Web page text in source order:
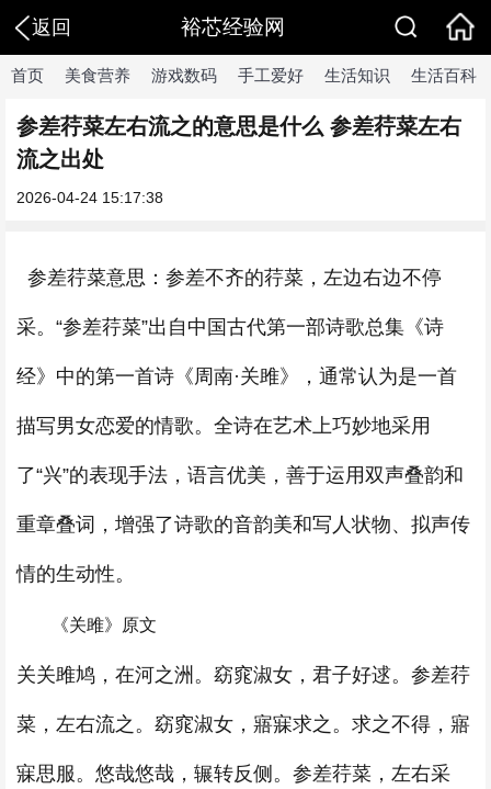
返回 裕芯经验网
首页 美食营养 游戏数码 手工爱好 生活知识 生活百科
参差荇菜左右流之的意思是什么 参差荇菜左右
流之出处
2026-04-24 15:17:38
参差荇菜意思：参差不齐的荇菜，左边右边不停
采。“参差荇菜”出自中国古代第一部诗歌总集《诗
经》中的第一首诗《周南·关雎》，通常认为是一首
描写男女恋爱的情歌。全诗在艺术上巧妙地采用
了“兴”的表现手法，语言优美，善于运用双声叠韵和
重章叠词，增强了诗歌的音韵美和写人状物、拟声传
情的生动性。
《关雎》原文
关关雎鸠，在河之洲。窈窕淑女，君子好逑。参差荇
菜，左右流之。窈窕淑女，寤寐求之。求之不得，寤
寐思服。悠哉悠哉，辗转反侧。参差荇菜，左右采